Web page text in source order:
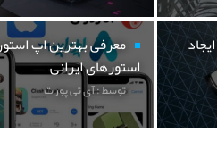
معرفی بهترین اپ
استورهای ایرانی
توسط : آی تی پورت